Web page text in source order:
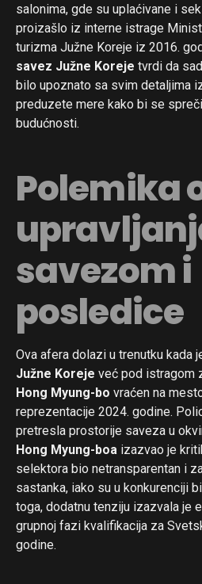
salonima, gde su uplaćivane i
proizašlo iz interne istrage
turizma Južne Koreje iz 2016.
savez Južne Koreje tvrdi da
bilo upoznato sa svim detaljima
preduzete mere kako bi se
budućnosti.
Polemika
savezom i
posledice
Ova afera dolazi u trenutku kada
Južne Koreje već pod istragom
Hong Myung-bo vraćen na
reprezentacije 2024. godine.
pretresla prostorije saveza u
Hong Myung-boa izazvao je
selektora bio netransparentan i
sastanka, iako su u konkurenciji
toga, dodatnu tenziju izazvala je
grupnoj fazi kvalifikacija za
godine.